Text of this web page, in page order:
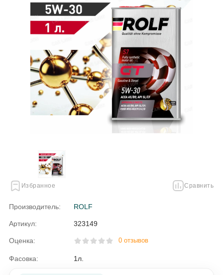
Избранное Сравнить
Производитель: ROLF
Артикул: 323149
Оценка: 0 отзывов
Фасовка: 1л.